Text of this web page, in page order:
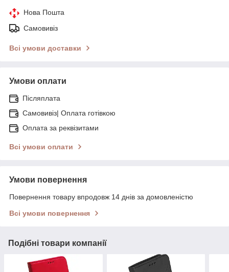
Нова Пошта
Самовивіз
Всі умови доставки
Умови оплати
Післяплата
Самовивіз| Оплата готівкою
Оплата за реквізитами
Всі умови оплати
Умови повернення
Повернення товару впродовж 14 днів за домовленістю
Всі умови повернення
Подібні товари компанії